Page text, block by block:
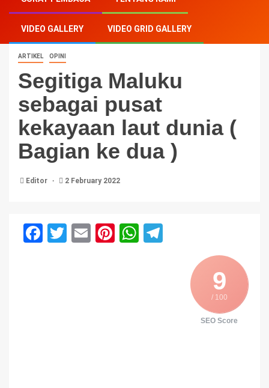
VIDEO GALLERY VIDEO GRID GALLERY
ARTIKEL OPINI
Segitiga Maluku
sebagai pusat
kekayaan laut dunia (
Bagian ke dua )
Editor 2 February 2022
Facebook
Twitter
EmailPinterest
WhatsApp
9
/ 100
SEO Score